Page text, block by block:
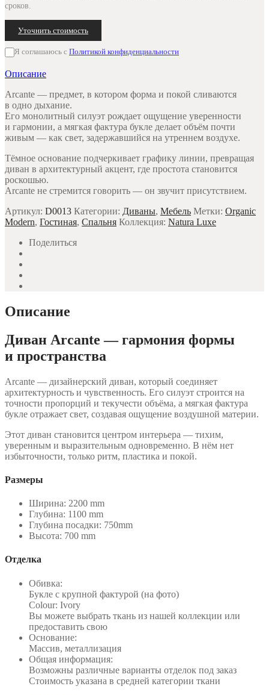
сроков.
Уточнить стоимость
Я соглашаюсь с Политикой конфиденциальности
Описание
Arcante — предмет, в котором форма и покой сливаются
в одно дыхание.
Его монолитный силуэт рождает ощущение уверенности
и гармонии, а мягкая фактура букле делает объём почти
живым — как свет, задержавшийся на утреннем воздухе.
Тёмное основание подчеркивает графику линии, превращая
диван в архитектурный акцент, где простота становится
роскошью.
Arcante не стремится говорить — он звучит присутствием.
Артикул: D0013 Категории: Диваны, Мебель Метки: Organic
Modern, Гостиная, Спальня Коллекция: Natura Luxe
Поделиться
Описание
Диван Arcante — гармония формы
и пространства
Arcante — дизайнерский диван, который соединяет
архитектурность и чувственность. Его силуэт строится на
точности пропорций и текучести объёма, а мягкая фактура
букле отражает свет, создавая ощущение воздушной материи.
Этот диван становится центром интерьера — тихим,
уверенным и выразительным одновременно. В нём нет
избыточности, только ритм, пластика и покой.
Размеры
Ширина: 2200 mm
Глубина: 1100 mm
Глубина посадки: 750mm
Высота: 700 mm
Отделка
Обивка:
Букле с крупной фактурой (на фото)
Colour: Ivory
Вы можете выбрать ткань из нашей коллекции или
предоставить свою
Основание:
Массив, металлизация
Общая информация:
Возможны различные варианты отделок под заказ
Стоимость указана в средней категории ткани